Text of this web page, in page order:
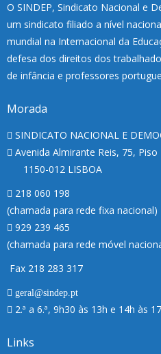
O SINDEP, Sindicato Nacional e
um sindicato filiado a nível
mundial na Internacional da
defesa dos direitos dos
de infância e professores
Morada
SINDICATO NACIONAL E
Avenida Almirante Reis, 75, Piso
1150-012 LISBOA
218 060 198
(chamada para rede fixa nacional)
929 239 465
(chamada para rede móvel
Fax 218 283 317
geral@sindep.pt
2.ª a 6.ª, 9h30 às 13h e 14h às
Links